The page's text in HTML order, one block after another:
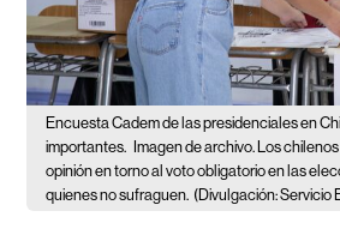
Encuesta Cadem de las presidenciales en
importantes. Imagen de archivo. Los
opinión en torno al voto obligatorio en las
quienes no sufraguen. (Divulgación: Servicio